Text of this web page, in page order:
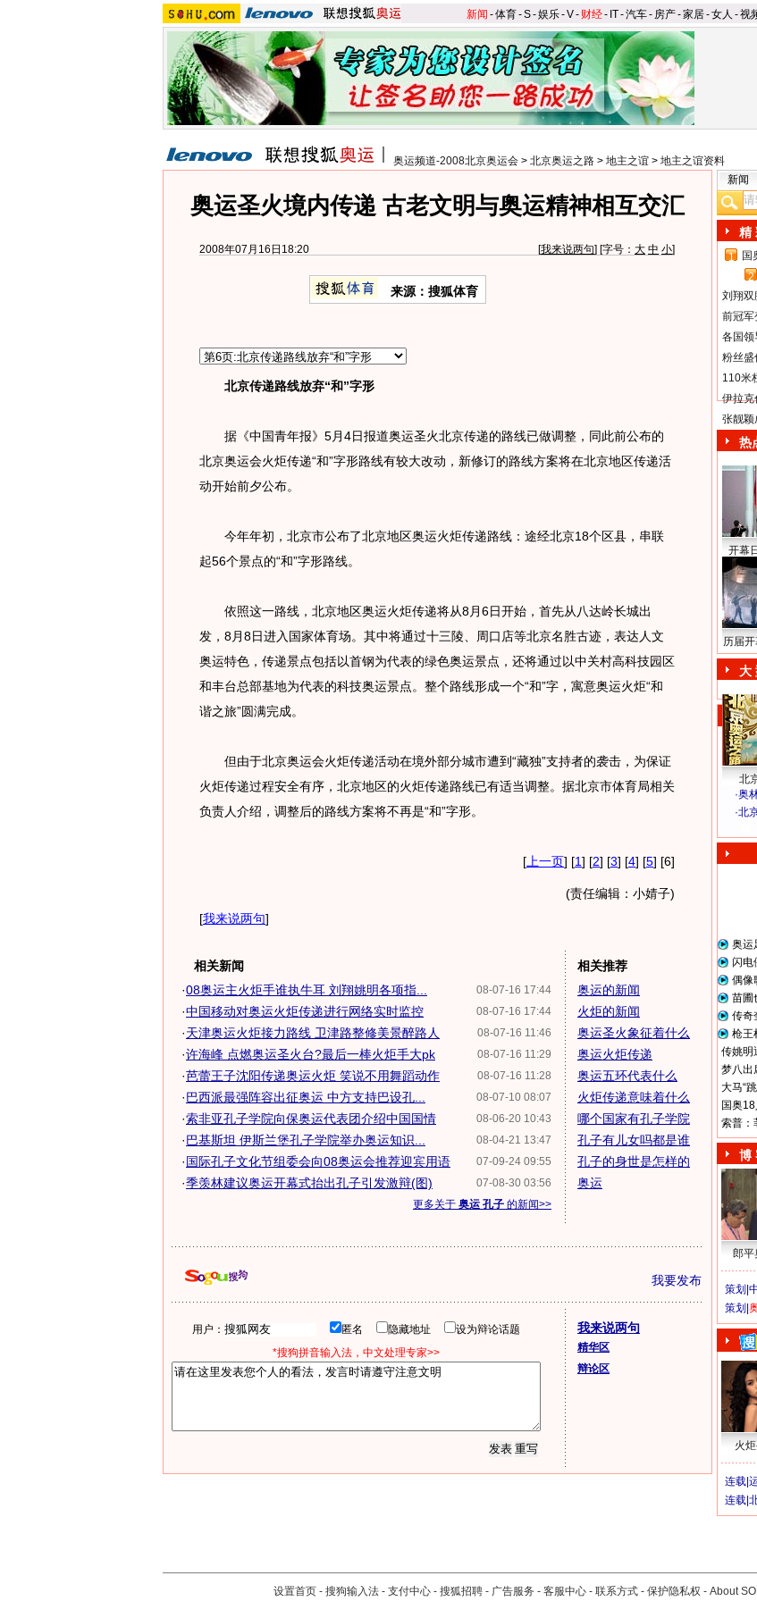
新闻 -体育-S-娱乐-V- 财经- IT-汽车- 房产-家居-女人 -视
奥运频道-2008北京奥运会 > 北京奥运之路 > 地主之谊 > 地主之谊资料
奥运圣火境内传递 古老文明与奥运精神相互交汇
2008年07月16日18:20 [我来说两句] [字号： 大 中 小]
来源：搜狐体育
北京传递路线放弃“和”字形
据《中国青年报》5月4日报道奥运圣火北京传递的路线已做调整，同此前公布的
北京奥运会火炬传递“和”字形路线有较大改动，新修订的路线方案将在北京地区传递活
动开始前夕公布。
今年年初，北京市公布了北京地区奥运火炬传递路线：途经北京18个区县，串联
起56个景点的“和”字形路线。
依照这一路线，北京地区奥运火炬传递将从8月6日开始，首先从八达岭长城出
发，8月8日进入国家体育场。其中将通过十三陵、周口店等北京名胜古迹，表达人文
奥运特色，传递景点包括以首钢为代表的绿色奥运景点，还将通过以中关村高科技园区
和丰台总部基地为代表的科技奥运景点。整个路线形成一个“和”字，寓意奥运火炬“和
谐之旅”圆满完成。
但由于北京奥运会火炬传递活动在境外部分城市遭到“藏独”支持者的袭击，为保证
火炬传递过程安全有序，北京地区的火炬传递路线已有适当调整。据北京市体育局相关
负责人介绍，调整后的路线方案将不再是“和”字形。
[ 上一页] [1] [2] [3] [4] [5] [6]
(责任编辑：小婧子)
[我来说两句]
相关新闻
08-07-16 17:44
·08奥运主火炬手谁执牛耳 刘翔姚明各项指...
08-07-16 17:44
·中国移动对奥运火炬传递进行网络实时监控
08-07-16 11:46
·天津奥运火炬接力路线 卫津路整修美景醉路人
08-07-16 11:29
·许海峰 点燃奥运圣火台?最后一棒火炬手大pk
08-07-16 11:28
·芭蕾王子沈阳传递奥运火炬 笑说不用舞蹈动作
08-07-10 08:07
·巴西派最强阵容出征奥运 中方支持巴设孔...
08-06-20 10:43
·索非亚孔子学院向保奥运代表团介绍中国国情
08-04-21 13:47
·巴基斯坦 伊斯兰堡孔子学院举办奥运知识...
07-09-24 09:55
·国际孔子文化节组委会向08奥运会推荐迎宾用语
07-08-30 03:56
·季羡林建议奥运开幕式抬出孔子引发激辩(图)
更多关于 奥运 孔子 的新闻>>
相关推荐
奥运的新闻
火炬的新闻
奥运圣火象征着什么
奥运火炬传递
奥运五环代表什么
火炬传递意味着什么
哪个国家有孔子学院
孔子有儿女吗都是谁
孔子的身世是怎样的
奥运
我要发布
用户： 匿名 隐藏地址
设为辩论话题
*搜狗拼音输入法，中文处理专家>>
我来说两句
精华区
辩论区
新闻
精
1
国
2
刘翔双
前冠军
各国领
粉丝盛
110米
伊拉克
张靓颖
热
开幕
历届
大
北
·奥
·北
奥运
闪电
偶像
苗圃
传奇
枪王
传姚明
梦八出
大马“
国奥
索普：
博
郎平
策划|
策划|
火
连载|
连载|
设置首页 - 搜狗输入法 - 支付中心 - 搜狐招聘 - 广告服务 - 客服中心 - 联系方式 - 保护隐私权 - About